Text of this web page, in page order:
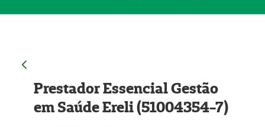
Prestador Essencial Gestão
em Saúde Ereli (51004354-7)